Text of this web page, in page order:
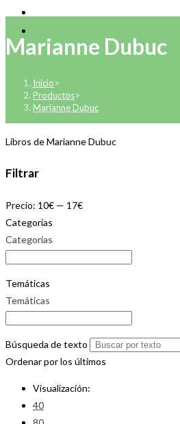
Marianne Dubuc
Inicio>
Productos>
Marianne Dubuc
Libros de Marianne Dubuc
Filtrar
Precio: 10€ — 17€
Categorías
Categorías
Temáticas
Temáticas
Búsqueda de texto
Ordenar por los últimos
Visualización:
40